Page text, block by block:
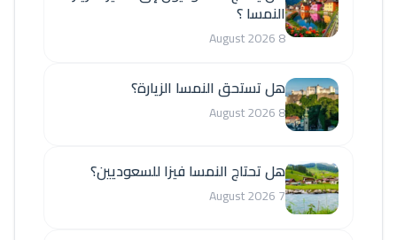
النمسا ؟
8 August 2026
هل تستحق النمسا الزيارة؟
8 August 2026
هل تحتاج النمسا فيزا للسعوديين؟
7 August 2026